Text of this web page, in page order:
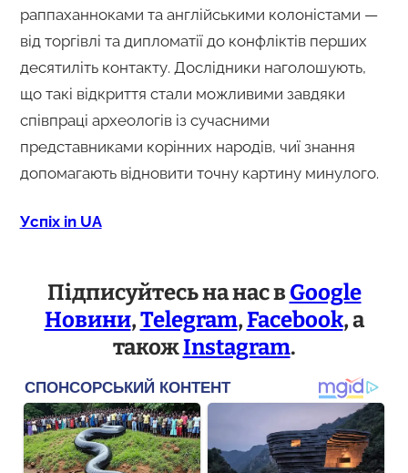
раппаханноками та англійськими колоністами —
від торгівлі та дипломатії до конфліктів перших
десятиліть контакту. Дослідники наголошують,
що такі відкриття стали можливими завдяки
співпраці археологів із сучасними
представниками корінних народів, чиї знання
допомагають відновити точну картину минулого.
Успіх in UA
Підписуйтесь на нас вGoogle
Новини,Telegram,Facebook, а
такожInstagram.